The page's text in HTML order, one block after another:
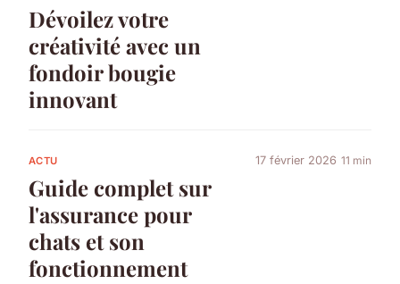
Dévoilez votre
créativité avec un
fondoir bougie
innovant
ACTU
Guide complet sur
l'assurance pour
chats et son
fonctionnement
17 février 2026 11 min